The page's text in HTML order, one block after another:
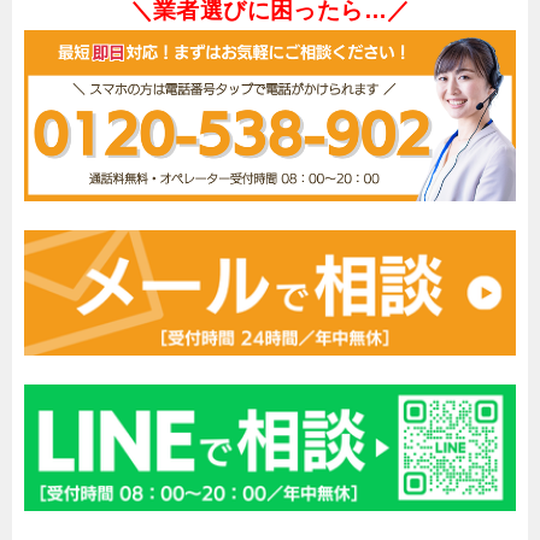
＼業者選びに困ったら…／